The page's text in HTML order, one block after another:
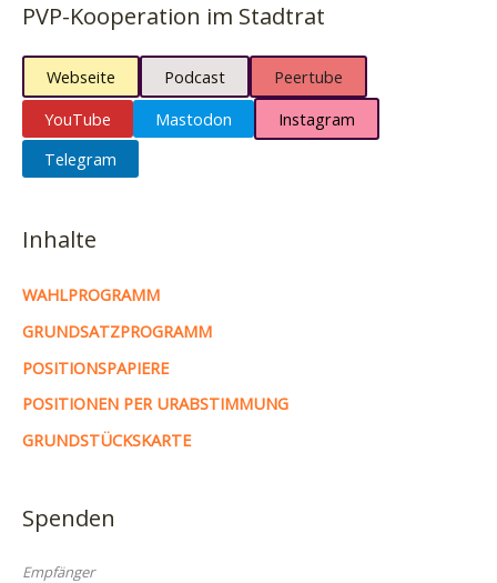
PVP-Kooperation im Stadtrat
Webseite Podcast
Peertube
YouTube
Mastodon
Instagram
Telegram
Inhalte
WAHLPROGRAMM
GRUNDSATZPROGRAMM
POSITIONSPAPIERE
POSITIONEN PER URABSTIMMUNG
GRUNDSTÜCKSKARTE
Spenden
Empfänger